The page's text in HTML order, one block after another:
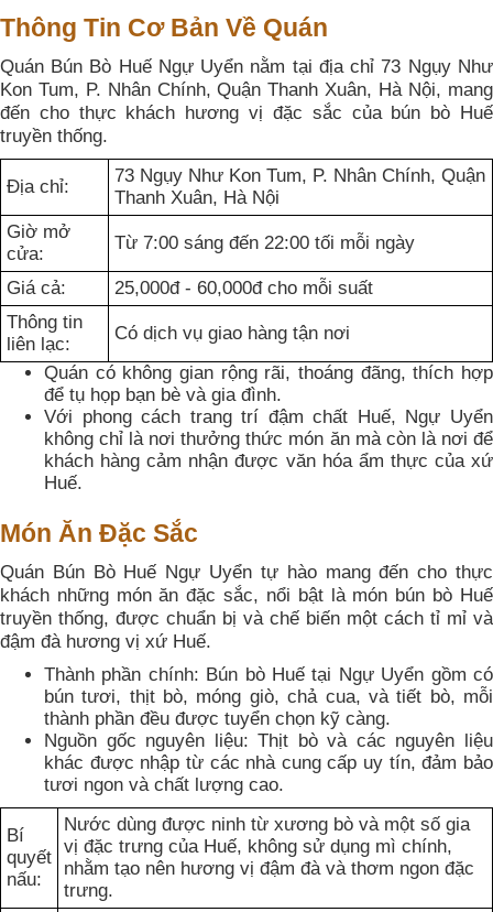
Thông Tin Cơ Bản Về Quán
Quán Bún Bò Huế Ngự Uyển nằm tại địa chỉ 73 Ngụy Như
Kon Tum, P. Nhân Chính, Quận Thanh Xuân, Hà Nội, mang
đến cho thực khách hương vị đặc sắc của bún bò Huế
truyền thống.
Địa chỉ:
73 Ngụy Như Kon Tum, P. Nhân Chính, Quận
Thanh Xuân, Hà Nội
Giờ mở
cửa:
Từ 7:00 sáng đến 22:00 tối mỗi ngày
Giá cả:
25,000đ - 60,000đ cho mỗi suất
Thông tin
liên lạc:
Có dịch vụ giao hàng tận nơi
Quán có không gian rộng rãi, thoáng đãng, thích hợp
để tụ họp bạn bè và gia đình.
Với phong cách trang trí đậm chất Huế, Ngự Uyển
không chỉ là nơi thưởng thức món ăn mà còn là nơi để
khách hàng cảm nhận được văn hóa ẩm thực của xứ
Huế.
Món Ăn Đặc Sắc
Quán Bún Bò Huế Ngự Uyển tự hào mang đến cho thực
khách những món ăn đặc sắc, nổi bật là món bún bò Huế
truyền thống, được chuẩn bị và chế biến một cách tỉ mỉ và
đậm đà hương vị xứ Huế.
Thành phần chính: Bún bò Huế tại Ngự Uyển gồm có
bún tươi, thịt bò, móng giò, chả cua, và tiết bò, mỗi
thành phần đều được tuyển chọn kỹ càng.
Nguồn gốc nguyên liệu: Thịt bò và các nguyên liệu
khác được nhập từ các nhà cung cấp uy tín, đảm bảo
tươi ngon và chất lượng cao.
Bí
quyết
nấu:
Nước dùng được ninh từ xương bò và một số gia
vị đặc trưng của Huế, không sử dụng mì chính,
nhằm tạo nên hương vị đậm đà và thơm ngon đặc
trưng.